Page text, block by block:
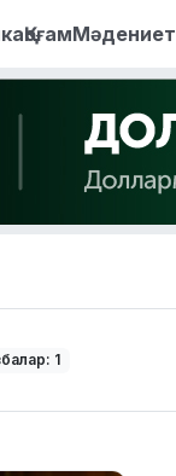
ҚоғамМәдениет
1